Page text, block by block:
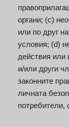
органи; (c)
или по друг
условия; (d)
действия или
и/или други
законните
личната